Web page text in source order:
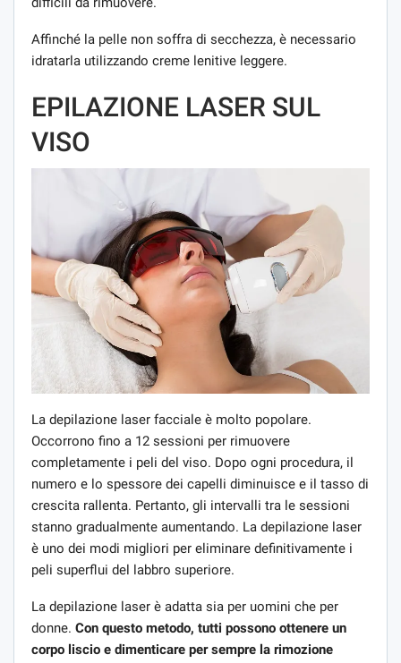
Affinché la pelle non soffra di secchezza, è necessario
idratarla utilizzando creme lenitive leggere.
EPILAZIONE LASER SUL
VISO
La depilazione laser facciale è molto popolare.
Occorrono fino a 12 sessioni per rimuovere
completamente i peli del viso. Dopo ogni procedura, il
numero e lo spessore dei capelli diminuisce e il tasso di
crescita rallenta. Pertanto, gli intervalli tra le sessioni
stanno gradualmente aumentando. La depilazione laser
è uno dei modi migliori per eliminare definitivamente i
peli superflui del labbro superiore.
La depilazione laser è adatta sia per uomini che per
donne. Con questo metodo, tutti possono ottenere un
corpo liscio e dimenticare per sempre la rimozione